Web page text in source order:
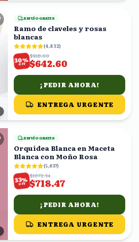
ENVÍO GRATIS
Ramo de claveles y rosas
blancas
(4,832)
30%
OFF
$918.00
$642.60
¡PEDIR AHORA!
ENTREGA URGENTE
ENVÍO GRATIS
Orquídea Blanca en Maceta
Blanca con Moño Rosa
(5,637)
33%
OFF
$1072.34
$718.47
¡PEDIR AHORA!
ENTREGA URGENTE